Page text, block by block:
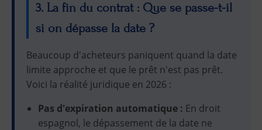
3. La fin du contrat : Que se passe-t-il
si on dépasse la date ?
Beaucoup d'acheteurs paniquent quand la date
limite approche et que le prêt n'est pas prêt.
Voici la réalité juridique en 2026 :
Pas d'expiration automatique : En droit
espagnol, le dépassement de la date ne